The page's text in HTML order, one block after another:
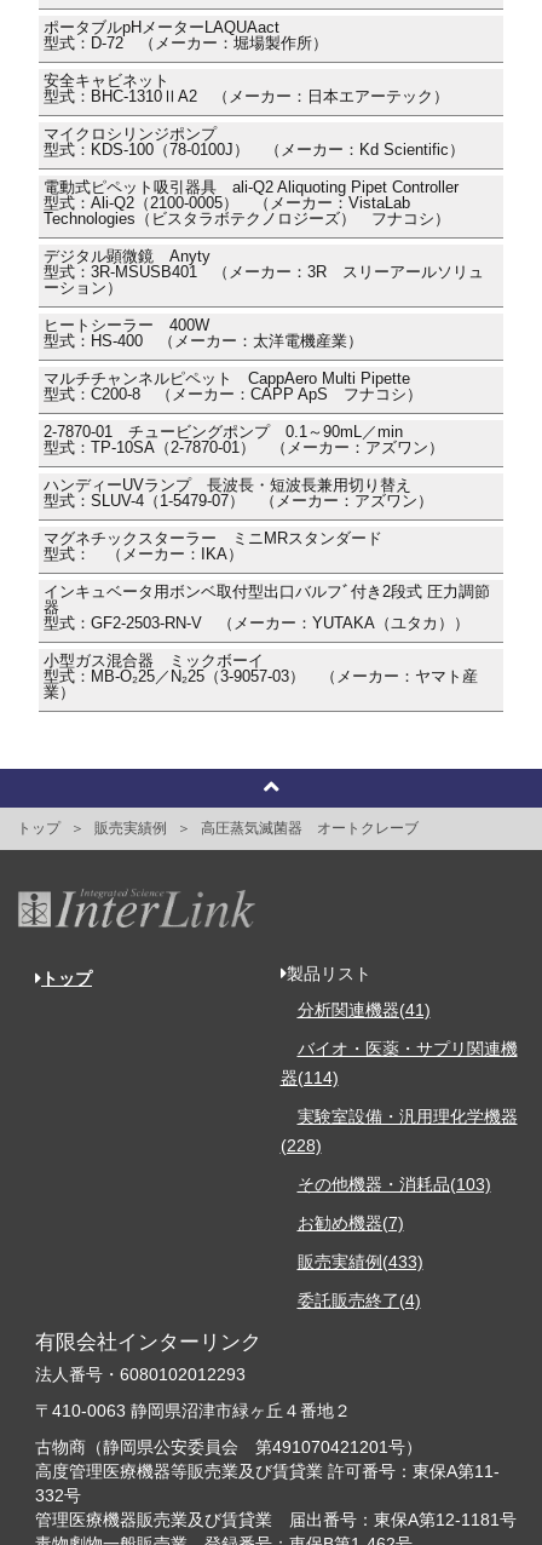
ポータブルpHメーターLAQUAact
型式：D-72 （メーカー：堀場製作所）
安全キャビネット
型式：BHC-1310ⅡA2 （メーカー：日本エアーテック）
マイクロシリンジポンプ
型式：KDS-100（78-0100J） （メーカー：Kd Scientific）
電動式ピペット吸引器具 ali-Q2 Aliquoting Pipet Controller
型式：Ali-Q2（2100-0005） （メーカー：VistaLab
Technologies（ビスタラボテクノロジーズ） フナコシ）
デジタル顕微鏡 Anyty
型式：3R-MSUSB401 （メーカー：3R スリーアールソリュ
ーション）
ヒートシーラー 400W
型式：HS-400 （メーカー：太洋電機産業）
マルチチャンネルピペット CappAero Multi Pipette
型式：C200-8 （メーカー：CAPP ApS フナコシ）
2-7870-01 チュービングポンプ 0.1～90mL／min
型式：TP-10SA（2-7870-01） （メーカー：アズワン）
ハンディーUVランプ 長波長・短波長兼用切り替え
型式：SLUV-4（1-5479-07） （メーカー：アズワン）
マグネチックスターラー ミニMRスタンダード
型式： （メーカー：IKA）
インキュベータ用ボンベ取付型出口バルフﾞ付き2段式 圧力調節
器
型式：GF2-2503-RN-V （メーカー：YUTAKA（ユタカ））
小型ガス混合器 ミックボーイ
型式：MB-O₂25／N₂25（3-9057-03） （メーカー：ヤマト産
業）
トップ 販売実績例 高圧蒸気滅菌器 オートクレーブ
トップ
製品リスト
分析関連機器(41)
バイオ・医薬・サプリ関連機
器(114)
実験室設備・汎用理化学機器
(228)
その他機器・消耗品(103)
お勧め機器(7)
販売実績例(433)
委託販売終了(4)
有限会社インターリンク
法人番号・6080102012293
〒410-0063 静岡県沼津市緑ヶ丘４番地２
古物商（静岡県公安委員会 第491070421201号）
高度管理医療機器等販売業及び賃貸業 許可番号：東保A第11-
332号
管理医療機器販売業及び賃貸業 届出番号：東保A第12-1181号